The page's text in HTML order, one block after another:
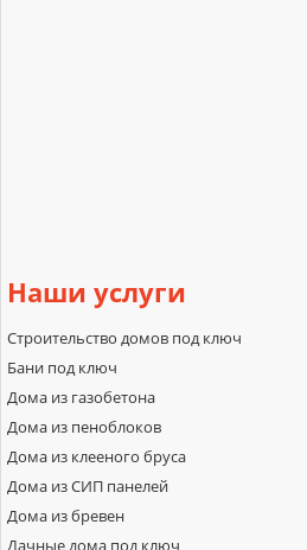
Наши услуги
Строительство домов под ключ
Бани под ключ
Дома из газобетона
Дома из пеноблоков
Дома из клееного бруса
Дома из СИП панелей
Дома из бревен
Дачные дома под ключ